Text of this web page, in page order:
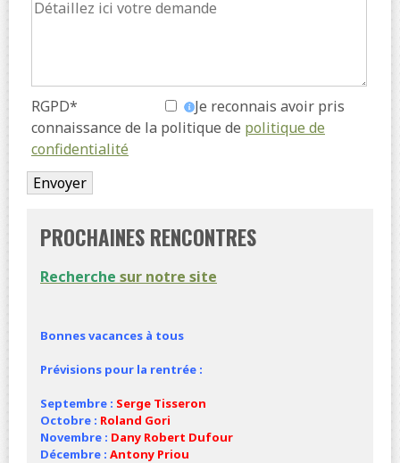
RGPD*
Je reconnais avoir pris
connaissance de la politique de politique de
confidentialité
PROCHAINES RENCONTRES
Recherche sur notre site
Bonnes vacances à tous
Prévisions pour la rentrée :
Septembre : Serge Tisseron
Octobre : Roland Gori
Novembre : Dany Robert Dufour
Décembre : Antony Priou